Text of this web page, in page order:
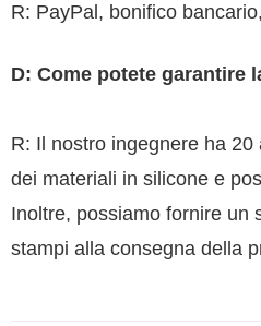
R: PayPal, bonifico
D: Come potete garantire
R: Il nostro ingegnere ha
dei materiali in silicone e
Inoltre, possiamo fornire un
stampi alla consegna della